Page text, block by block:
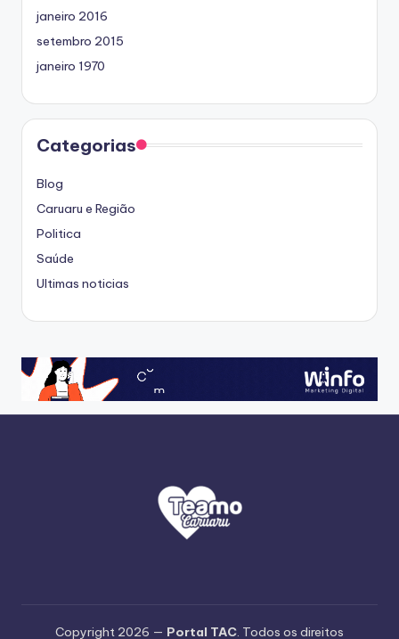
janeiro 2016
setembro 2015
janeiro 1970
Categorias
Blog
Caruaru e Região
Politica
Saúde
Ultimas noticias
Copyright 2026 — Portal TAC. Todos os direitos